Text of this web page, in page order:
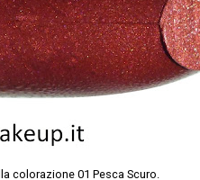
colorazione 01 Pesca Scuro.